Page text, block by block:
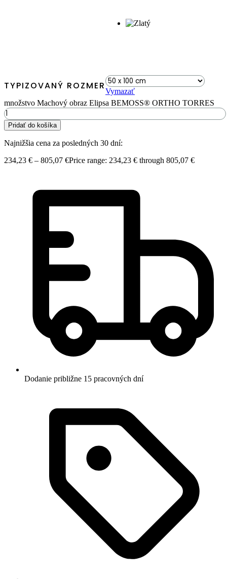
TYPIZOVANÝ ROZMERVymazať
množstvo Machový obraz Elipsa BEMOSS® ORTHO TORRES
Pridať do košíka
Najnižšia cena za posledných 30 dní:
234,23 € – 805,07 €Price range: 234,23 € through 805,07 €
Dodanie približne 15 pracovných dní